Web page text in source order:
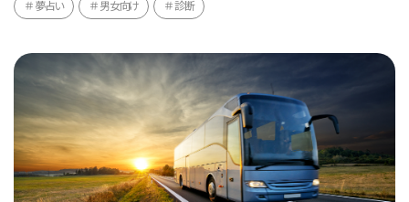
夢占い 男女向け 診断